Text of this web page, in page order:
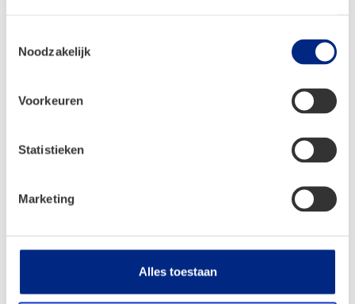
Noodzakelijk
Voorkeuren
Statistieken
Marketing
Alles toestaan
Servicecenter
Service
Onderdelen aanvraag
Retouren
Over De Jong